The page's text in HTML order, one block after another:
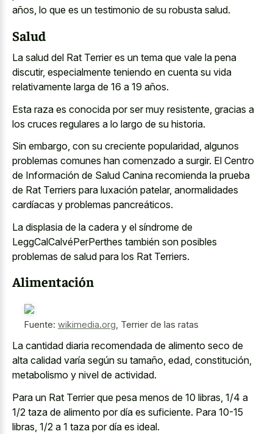
años, lo que es un testimonio de su robusta salud.
Salud
La salud del Rat Terrier es un tema que vale la pena
discutir, especialmente teniendo en cuenta su vida
relativamente larga de 16 a 19 años.
Esta raza es conocida por ser muy resistente, gracias a
los cruces regulares a lo largo de su historia.
Sin embargo, con su creciente popularidad, algunos
problemas comunes han comenzado a surgir. El Centro
de Información de Salud Canina recomienda la prueba
de Rat Terriers para luxación patelar, anormalidades
cardíacas y problemas pancreáticos.
La displasia de la cadera y el síndrome de
LeggCalCalvéPerPerthes también son posibles
problemas de salud para los Rat Terriers.
Alimentación
Fuente: wikimedia.org Terrier de las ratas
La cantidad diaria recomendada de alimento seco de
alta calidad varía según su tamaño, edad, constitución,
metabolismo y nivel de actividad.
Para un Rat Terrier que pesa menos de 10 libras, 1/4 a
1/2 taza de alimento por día es suficiente. Para 10-15
libras, 1/2 a 1 taza por día es ideal.